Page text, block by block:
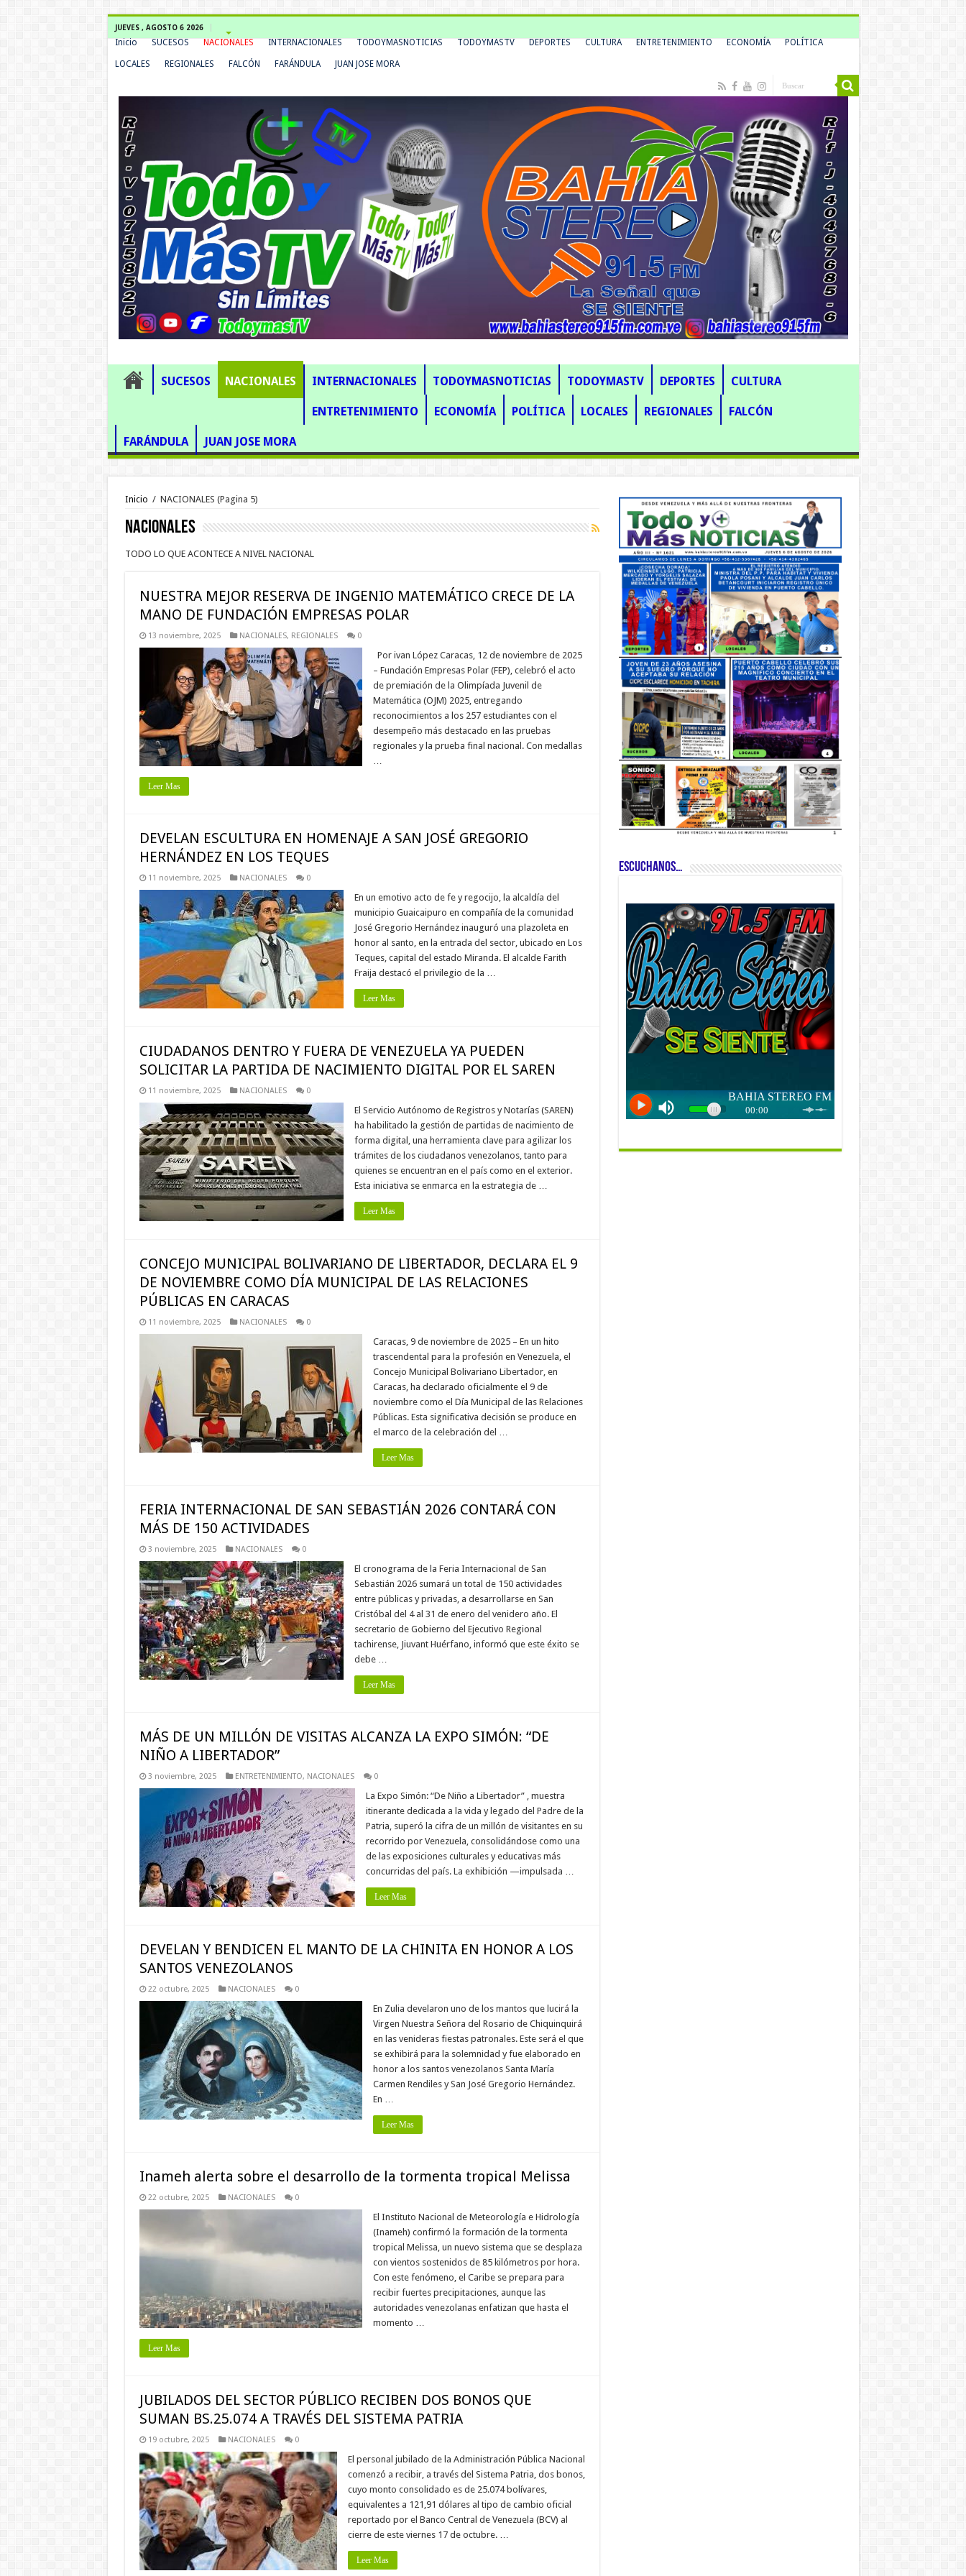
JUEVES , AGOSTO 6 2026
Inicio SUCESOS NACIONALES INTERNACIONALES TODOYMASNOTICIAS TODOYMASTV DEPORTES CULTURA ENTRETENIMIENTO ECONOMÍA POLÍTICA
LOCALES REGIONALES FALCÓN FARÁNDULA JUAN JOSE MORA
SUCESOS NACIONALES INTERNACIONALES TODOYMASNOTICIAS TODOYMASTV DEPORTES CULTURA
ENTRETENIMIENTO ECONOMÍA POLÍTICA LOCALES REGIONALES FALCÓN
FARÁNDULA JUAN JOSE MORA
Inicio / NACIONALES (Pagina 5)
NACIONALES
TODO LO QUE ACONTECE A NIVEL NACIONAL
NUESTRA MEJOR RESERVA DE INGENIO MATEMÁTICO CRECE DE LA
MANO DE FUNDACIÓN EMPRESAS POLAR
13 noviembre, 2025 NACIONALES, REGIONALES 0
Por ivan López Caracas, 12 de noviembre de 2025
– Fundación Empresas Polar (FEP), celebró el acto
de premiación de la Olimpíada Juvenil de
Matemática (OJM) 2025, entregando
reconocimientos a los 257 estudiantes con el
desempeño más destacado en las pruebas
regionales y la prueba final nacional. Con medallas
…
Leer Mas
DEVELAN ESCULTURA EN HOMENAJE A SAN JOSÉ GREGORIO
HERNÁNDEZ EN LOS TEQUES
11 noviembre, 2025 NACIONALES 0
En un emotivo acto de fe y regocijo, la alcaldía del
municipio Guaicaipuro en compañía de la comunidad
José Gregorio Hernández inauguró una plazoleta en
honor al santo, en la entrada del sector, ubicado en Los
Teques, capital del estado Miranda. El alcalde Farith
Fraija destacó el privilegio de la …
Leer Mas
CIUDADANOS DENTRO Y FUERA DE VENEZUELA YA PUEDEN
SOLICITAR LA PARTIDA DE NACIMIENTO DIGITAL POR EL SAREN
11 noviembre, 2025 NACIONALES 0
El Servicio Autónomo de Registros y Notarías (SAREN)
ha habilitado la gestión de partidas de nacimiento de
forma digital, una herramienta clave para agilizar los
trámites de los ciudadanos venezolanos, tanto para
quienes se encuentran en el país como en el exterior.
Esta iniciativa se enmarca en la estrategia de …
Leer Mas
CONCEJO MUNICIPAL BOLIVARIANO DE LIBERTADOR, DECLARA EL 9
DE NOVIEMBRE COMO DÍA MUNICIPAL DE LAS RELACIONES
PÚBLICAS EN CARACAS
11 noviembre, 2025 NACIONALES 0
Caracas, 9 de noviembre de 2025 – En un hito
trascendental para la profesión en Venezuela, el
Concejo Municipal Bolivariano Libertador, en
Caracas, ha declarado oficialmente el 9 de
noviembre como el Día Municipal de las Relaciones
Públicas. Esta significativa decisión se produce en
el marco de la celebración del …
Leer Mas
FERIA INTERNACIONAL DE SAN SEBASTIÁN 2026 CONTARÁ CON
MÁS DE 150 ACTIVIDADES
3 noviembre, 2025 NACIONALES 0
El cronograma de la Feria Internacional de San
Sebastián 2026 sumará un total de 150 actividades
entre públicas y privadas, a desarrollarse en San
Cristóbal del 4 al 31 de enero del venidero año. El
secretario de Gobierno del Ejecutivo Regional
tachirense, Jiuvant Huérfano, informó que este éxito se
debe …
Leer Mas
MÁS DE UN MILLÓN DE VISITAS ALCANZA LA EXPO SIMÓN: “DE
NIÑO A LIBERTADOR”
3 noviembre, 2025 ENTRETENIMIENTO, NACIONALES 0
La Expo Simón: “De Niño a Libertador” , muestra
itinerante dedicada a la vida y legado del Padre de la
Patria, superó la cifra de un millón de visitantes en su
recorrido por Venezuela, consolidándose como una
de las exposiciones culturales y educativas más
concurridas del país. La exhibición —impulsada …
Leer Mas
DEVELAN Y BENDICEN EL MANTO DE LA CHINITA EN HONOR A LOS
SANTOS VENEZOLANOS
22 octubre, 2025 NACIONALES 0
En Zulia develaron uno de los mantos que lucirá la
Virgen Nuestra Señora del Rosario de Chiquinquirá
en las venideras fiestas patronales. Este será el que
se exhibirá para la solemnidad y fue elaborado en
honor a los santos venezolanos Santa María
Carmen Rendiles y San José Gregorio Hernández.
En …
Leer Mas
Inameh alerta sobre el desarrollo de la tormenta tropical Melissa
22 octubre, 2025 NACIONALES 0
El Instituto Nacional de Meteorología e Hidrología
(Inameh) confirmó la formación de la tormenta
tropical Melissa, un nuevo sistema que se desplaza
con vientos sostenidos de 85 kilómetros por hora.
Con este fenómeno, el Caribe se prepara para
recibir fuertes precipitaciones, aunque las
autoridades venezolanas enfatizan que hasta el
momento …
Leer Mas
JUBILADOS DEL SECTOR PÚBLICO RECIBEN DOS BONOS QUE
SUMAN BS.25.074 A TRAVÉS DEL SISTEMA PATRIA
19 octubre, 2025 NACIONALES 0
El personal jubilado de la Administración Pública Nacional
comenzó a recibir, a través del Sistema Patria, dos bonos,
cuyo monto consolidado es de 25.074 bolívares,
equivalentes a 121,91 dólares al tipo de cambio oficial
reportado por el Banco Central de Venezuela (BCV) al
cierre de este viernes 17 de octubre. …
Leer Mas
ESCUCHANOS…